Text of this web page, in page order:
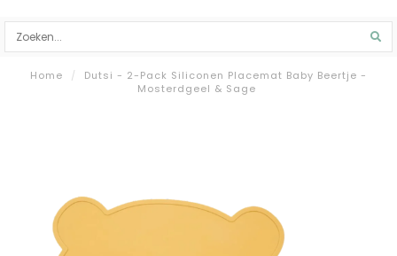
Home /
Dutsi - 2-Pack Siliconen Placemat Baby Beertje -
Mosterdgeel & Sage